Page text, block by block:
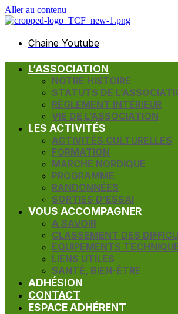
Aller au contenu
Chaine Youtube
L’ASSOCIATION
NOTRE HISTOIRE
STATUTS DE
RÈGLEMENT INTÉRIEUR
VIE DE L’ASSOCIATION
LES ACTIVITÉS
ACTIVITÉS CULTURELLES
FORMATION
MARCHE NORDIQUE
PROGRAMME
RANDONNÉES
SORTIES D’ESSAI
VOUS ACCOMPAGNER
A SAVOIR
CLASSEMENT DES
EQUIPEMENTS
LIENS UTILES
SANTÉ, BIEN-ÊTRE
ADHÉSION
CONTACT
ESPACE ADHÉRENT